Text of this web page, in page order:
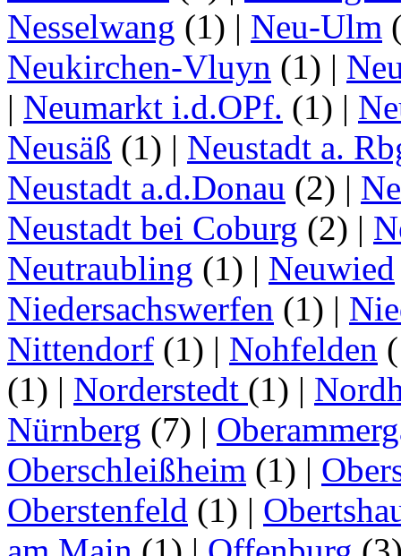
Nesselwang (1) | Neu-Ulm
Neukirchen-Vluyn (1) |
| Neumarkt i.d.OPf. (1) |
Neusäß (1) | Neustadt a.
Neustadt a.d.Donau (2) |
Neustadt bei Coburg (2) |
Neutraubling (1) | Neuwied
Niedersachswerfen (1) |
Nittendorf (1) | Nohfelden
(1) | Norderstedt (1) |
Nürnberg (7) |
Oberschleißheim (1) |
Oberstenfeld (1) |